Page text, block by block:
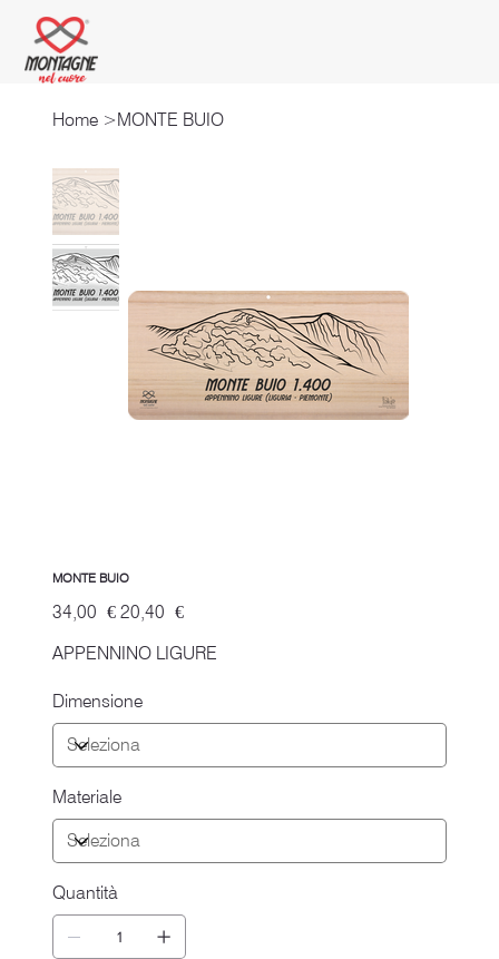
Home >MONTE BUIO
MONTE BUIO
Prezzo
originale
34,00 € Prezzo
scontato
20,40 €
APPENNINO LIGURE
Dimensione
Materiale
Quantità